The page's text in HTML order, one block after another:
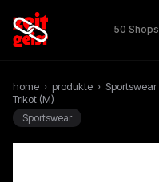
50 Shops
home › produkte › Sportswear
Trikot (M)
Sportswear